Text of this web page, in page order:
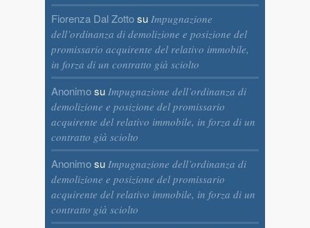
Fiorenza Dal Zottosu Impugnazione
dell’ordinanza di demolizione e posizione del
promissario acquirente del relativo immobile,
in forza di un contratto già sciolto
Anonimosu Impugnazione dell’ordinanza di
demolizione e posizione del promissario
acquirente del relativo immobile, in forza di un
contratto già sciolto
Anonimosu Impugnazione dell’ordinanza di
demolizione e posizione del promissario
acquirente del relativo immobile, in forza di un
contratto già sciolto